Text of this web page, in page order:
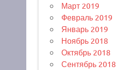
Март 2019
Февраль 2019
Январь 2019
Ноябрь 2018
Октябрь 2018
Сентябрь 2018